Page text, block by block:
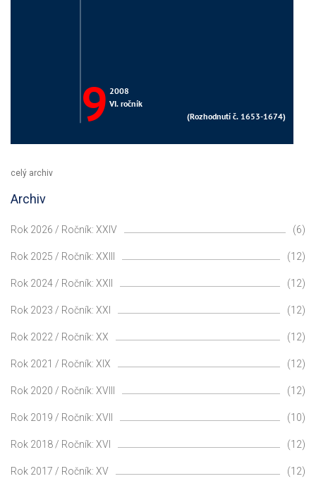
celý archiv
Archiv
Rok 2026 / Ročník: XXIV (6)
Rok 2025 / Ročník: XXIII (12)
Rok 2024 / Ročník: XXII (12)
Rok 2023 / Ročník: XXI (12)
Rok 2022 / Ročník: XX (12)
Rok 2021 / Ročník: XIX (12)
Rok 2020 / Ročník: XVIII (12)
Rok 2019 / Ročník: XVII (10)
Rok 2018 / Ročník: XVI (12)
Rok 2017 / Ročník: XV (12)